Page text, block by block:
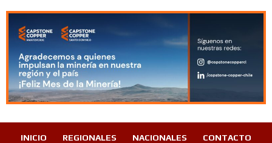
INICIO REGIONALES NACIONALES CONTACTO